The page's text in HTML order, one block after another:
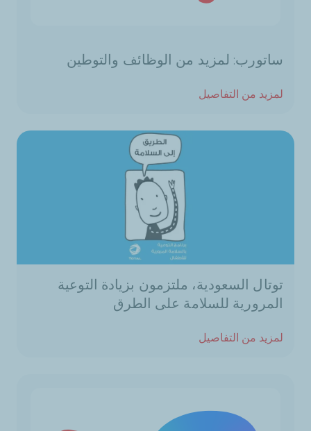
ساتورب: لمزيد من الوظائف والتوطين
لمزيد من التفاصيل
توتال السعودية، ملتزمون بزيادة التوعية
المرورية للسلامة على الطرق
لمزيد من التفاصيل